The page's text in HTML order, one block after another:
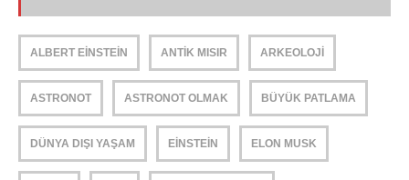
ALBERT EINSTEIN ANTIK MISIR ARKEOLOJI
ASTRONOT ASTRONOT OLMAK BÜYÜK PATLAMA
DÜNYA DIŞI YAŞAM EINSTEIN ELON MUSK